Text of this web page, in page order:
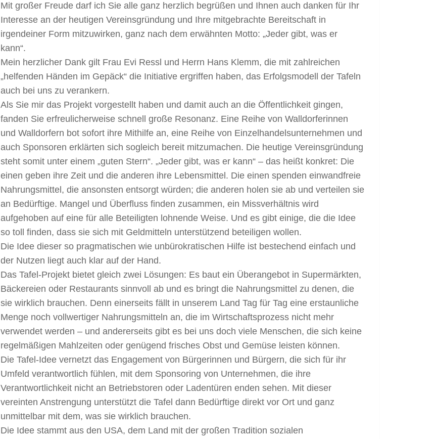
Mit großer Freude darf ich Sie alle ganz herzlich begrüßen und Ihnen auch danken für Ihr
Interesse an der heutigen Vereinsgründung und Ihre mitgebrachte Bereitschaft in
irgendeiner Form mitzuwirken, ganz nach dem erwähnten Motto: „Jeder gibt, was er
kann“.
Mein herzlicher Dank gilt Frau Evi Ressl und Herrn Hans Klemm, die mit zahlreichen
„helfenden Händen im Gepäck“ die Initiative ergriffen haben, das Erfolgsmodell der Tafeln
auch bei uns zu verankern.
Als Sie mir das Projekt vorgestellt haben und damit auch an die Öffentlichkeit gingen,
fanden Sie erfreulicherweise schnell große Resonanz. Eine Reihe von Walldorferinnen
und Walldorfern bot sofort ihre Mithilfe an, eine Reihe von Einzelhandelsunternehmen und
auch Sponsoren erklärten sich sogleich bereit mitzumachen. Die heutige Vereinsgründung
steht somit unter einem „guten Stern“. „Jeder gibt, was er kann“ – das heißt konkret: Die
einen geben ihre Zeit und die anderen ihre Lebensmittel. Die einen spenden einwandfreie
Nahrungsmittel, die ansonsten entsorgt würden; die anderen holen sie ab und verteilen sie
an Bedürftige. Mangel und Überfluss finden zusammen, ein Missverhältnis wird
aufgehoben auf eine für alle Beteiligten lohnende Weise. Und es gibt einige, die die Idee
so toll finden, dass sie sich mit Geldmitteln unterstützend beteiligen wollen.
Die Idee dieser so pragmatischen wie unbürokratischen Hilfe ist bestechend einfach und
der Nutzen liegt auch klar auf der Hand.
Das Tafel-Projekt bietet gleich zwei Lösungen: Es baut ein Überangebot in Supermärkten,
Bäckereien oder Restaurants sinnvoll ab und es bringt die Nahrungsmittel zu denen, die
sie wirklich brauchen. Denn einerseits fällt in unserem Land Tag für Tag eine erstaunliche
Menge noch vollwertiger Nahrungsmitteln an, die im Wirtschaftsprozess nicht mehr
verwendet werden – und andererseits gibt es bei uns doch viele Menschen, die sich keine
regelmäßigen Mahlzeiten oder genügend frisches Obst und Gemüse leisten können.
Die Tafel-Idee vernetzt das Engagement von Bürgerinnen und Bürgern, die sich für ihr
Umfeld verantwortlich fühlen, mit dem Sponsoring von Unternehmen, die ihre
Verantwortlichkeit nicht an Betriebstoren oder Ladentüren enden sehen. Mit dieser
vereinten Anstrengung unterstützt die Tafel dann Bedürftige direkt vor Ort und ganz
unmittelbar mit dem, was sie wirklich brauchen.
Die Idee stammt aus den USA, dem Land mit der großen Tradition sozialen